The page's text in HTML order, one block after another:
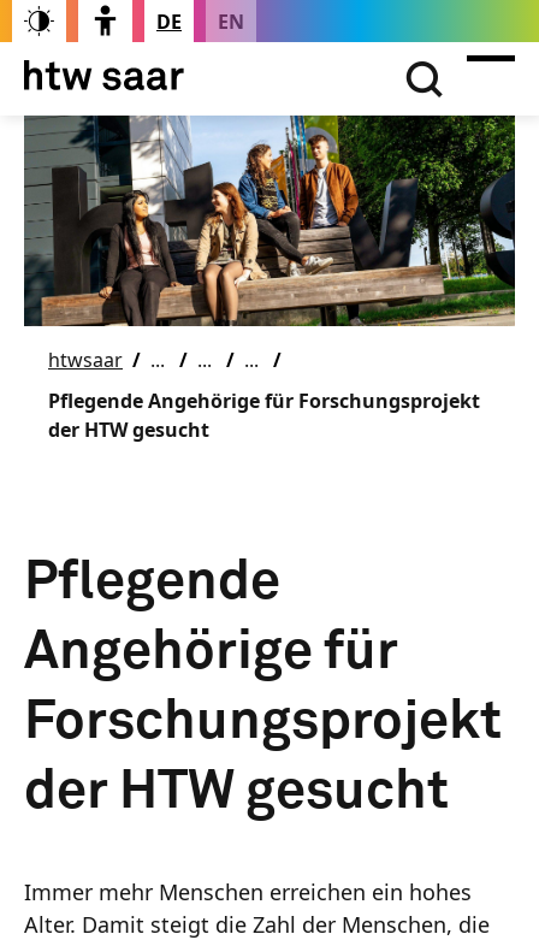
DE EN
htwsaar
Pflegende Angehörige für Forschungsprojekt
der HTW gesucht
Pflegende
Angehörige für
Forschungsprojekt
der HTW gesucht
Immer mehr Menschen erreichen ein hohes
Alter. Damit steigt die Zahl der Menschen, die